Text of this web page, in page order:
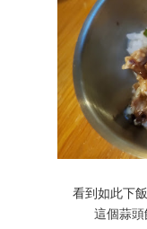
看到如此下
這個蒜